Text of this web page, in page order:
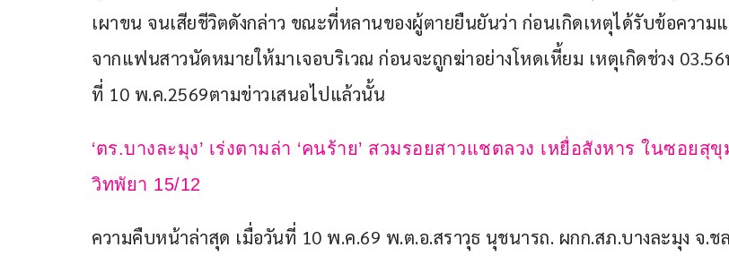
เผาขน จนเสียชีวิตดังกล่าว ขณะที่หลานของผู้ตายยืนยันว่า ก่อนเกิดเหตุได้รับข้อความ
จากแฟนสาวนัดหมายให้มาเจอบริเวณ ก่อนจะถูกฆ่าอย่างโหดเหี้ยม เหตุเกิดช่วง 03.56
ที่ 10 พ.ค.2569ตามข่าวเสนอไปแล้วนั้น
‘ตร.บางละมุง’ เร่งตามล่า ‘คนร้าย’ สวมรอยสาวแชตลวง เหยื่อสังหาร ในซอยสุขุ
วิทพัยา 15/12
ความคืบหน้าล่าสุด เมื่อวันที่ 10 พ.ค.69 พ.ต.อ.สราวุธ นุชนารถ. ผกก.สภ.บางละมุง จ.ช